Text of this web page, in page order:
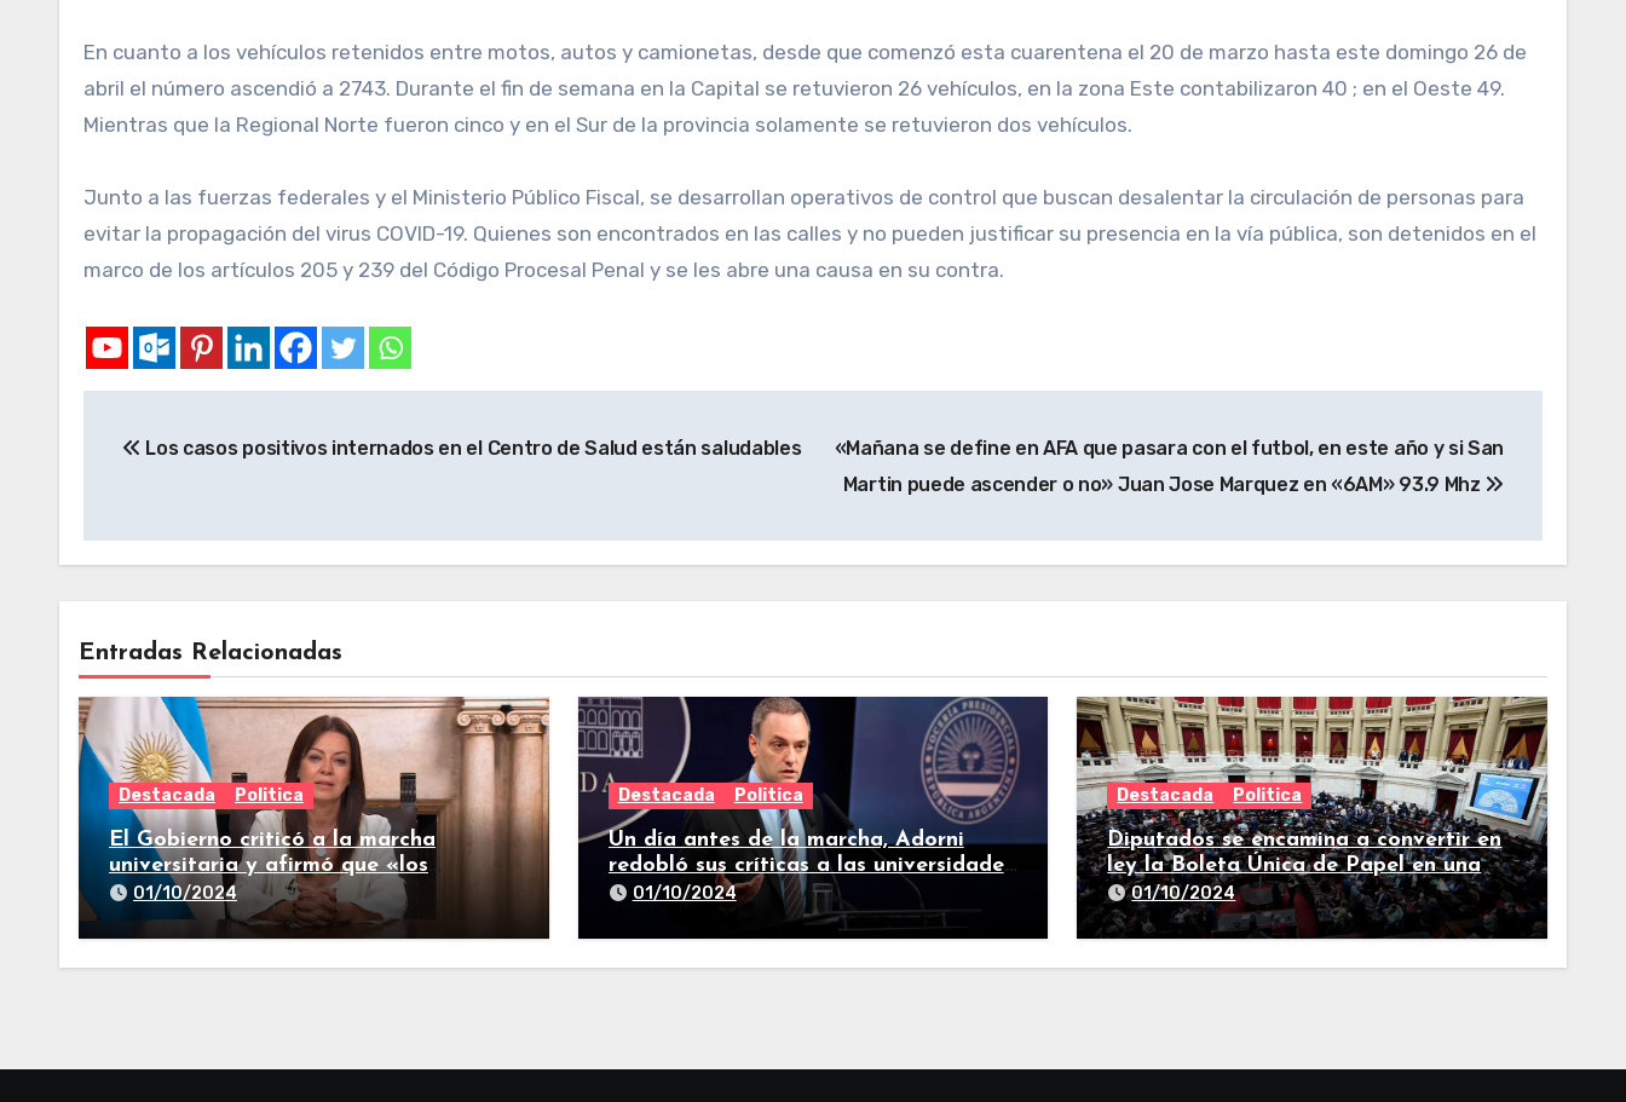
En cuanto a los vehículos retenidos entre motos, autos y camionetas, desde que comenzó esta cuarentena el 20 de marzo hasta este domingo 26 de
abril el número ascendió a 2743. Durante el fin de semana en la Capital se retuvieron 26 vehículos, en la zona Este contabilizaron 40 ; en el Oeste 49.
Mientras que la Regional Norte fueron cinco y en el Sur de la provincia solamente se retuvieron dos vehículos.
Junto a las fuerzas federales y el Ministerio Público Fiscal, se desarrollan operativos de control que buscan desalentar la circulación de personas para
evitar la propagación del virus COVID-19. Quienes son encontrados en las calles y no pueden justificar su presencia en la vía pública, son detenidos en el
marco de los artículos 205 y 239 del Código Procesal Penal y se les abre una causa en su contra.
Los casos positivos internados en el Centro de Salud están saludables
«Mañana se define en AFA que pasara con el futbol, en este año y si San
Martin puede ascender o no» Juan Jose Marquez en «6AM» 93.9 Mhz
Entradas Relacionadas
Destacada Politica
El Gobierno criticó a la marcha
universitaria y afirmó que «los
reclamos están todos resueltos»
01/10/2024
Destacada Politica
Un día antes de la marcha, Adorni
redobló sus críticas a las universidades
nacionales
01/10/2024
Destacada Politica
Diputados se encamina a convertir en
ley la Boleta Única de Papel en una
larga sesión
01/10/2024